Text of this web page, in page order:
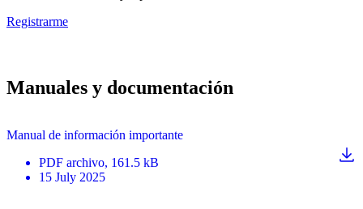
Registrarme
Manuales y documentación
Manual de información importante
PDF archivo, 161.5 kB
15 July 2025